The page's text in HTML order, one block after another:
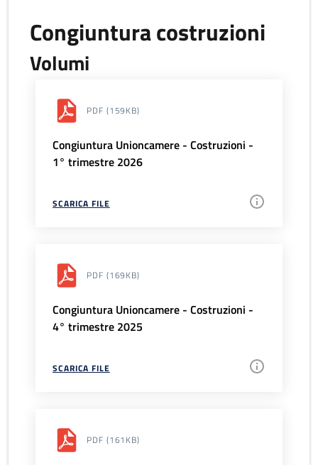
Congiuntura costruzioni
Volumi
PDF (159KB)
Congiuntura Unioncamere - Costruzioni -
1° trimestre 2026
SCARICA FILE
PDF (169KB)
Congiuntura Unioncamere - Costruzioni -
4° trimestre 2025
SCARICA FILE
PDF (161KB)